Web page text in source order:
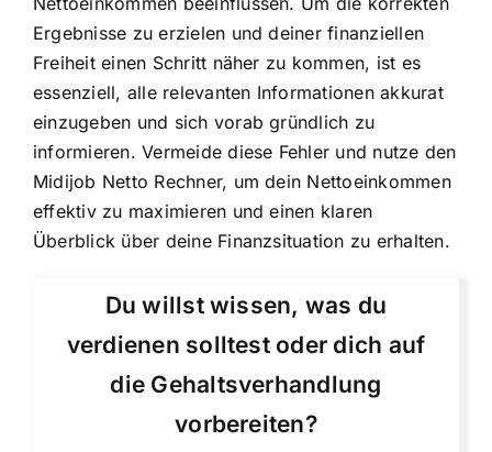
Ergebnisse zu erzielen und deiner finanziellen
Freiheit einen Schritt näher zu kommen, ist es
essenziell, alle relevanten Informationen akkurat
einzugeben und sich vorab gründlich zu
informieren. Vermeide diese Fehler und nutze den
Midijob Netto Rechner, um dein Nettoeinkommen
effektiv zu maximieren und einen klaren
Überblick über deine Finanzsituation zu erhalten.
Du willst wissen, was du
verdienen solltest oder dich auf
die Gehaltsverhandlung
vorbereiten?